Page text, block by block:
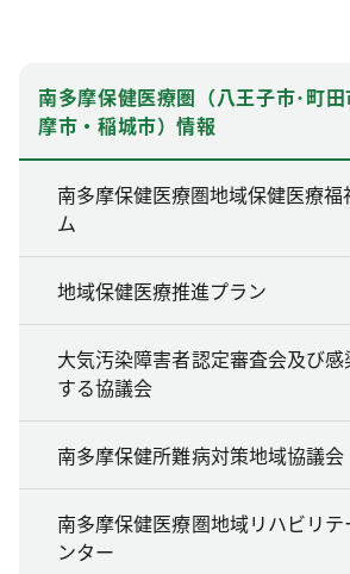
南多摩保健医療圏（八王子市･町
摩市・稲城市）情報
南多摩保健医療圏地域保健医療福
ム
地域保健医療推進プラン
大気汚染障害者認定審査会及び
する協議会
南多摩保健所難病対策地域協議会
南多摩保健医療圏地域リハビリ
ンター